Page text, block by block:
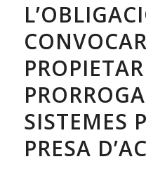
SISTEMES
PRESA